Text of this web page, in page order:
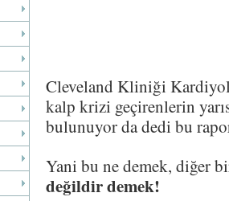
Cleveland Kliniği
kalp krizi geçirenlerin
bulunuyor da dedi bu
Yani bu ne demek, diğer
değildir demek!